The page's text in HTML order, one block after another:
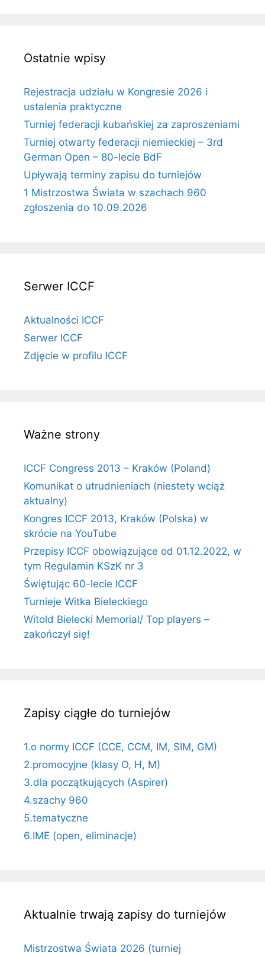
Ostatnie wpisy
Rejestracja udziału w Kongresie 2026 i
ustalenia praktyczne
Turniej federacji kubańskiej za zaproszeniami
Turniej otwarty federacji niemieckiej – 3rd
German Open – 80-lecie BdF
Upływają terminy zapisu do turniejów
1 Mistrzostwa Świata w szachach 960
zgłoszenia do 10.09.2026
Serwer ICCF
Aktualności ICCF
Serwer ICCF
Zdjęcie w profilu ICCF
Ważne strony
ICCF Congress 2013 – Kraków (Poland)
Komunikat o utrudnieniach (niestety wciąż
aktualny)
Kongres ICCF 2013, Kraków (Polska) w
skrócie na YouTube
Przepisy ICCF obowiązujące od 01.12.2022, w
tym Regulamin KSzK nr 3
Świętując 60-lecie ICCF
Turnieje Witka Bieleckiego
Witold Bielecki Memorial/ Top players –
zakończył się!
Zapisy ciągłe do turniejów
1.o normy ICCF (CCE, CCM, IM, SIM, GM)
2.promocyjne (klasy O, H, M)
3.dla początkujących (Aspirer)
4.szachy 960
5.tematyczne
6.IME (open, eliminacje)
Aktualnie trwają zapisy do turniejów
Mistrzostwa Świata 2026 (turniej